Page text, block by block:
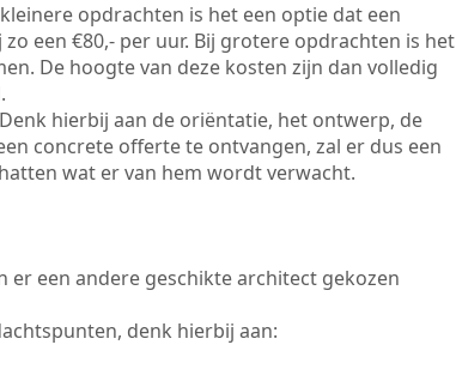
opdrachten is het een optie dat een
een €80,- per uur. Bij grotere opdrachten is het
De hoogte van deze kosten zijn dan volledig
hierbij aan de oriëntatie, het ontwerp, de
concrete offerte te ontvangen, zal er dus een
wat er van hem wordt verwacht.
er een andere geschikte architect gekozen
denk hierbij aan: